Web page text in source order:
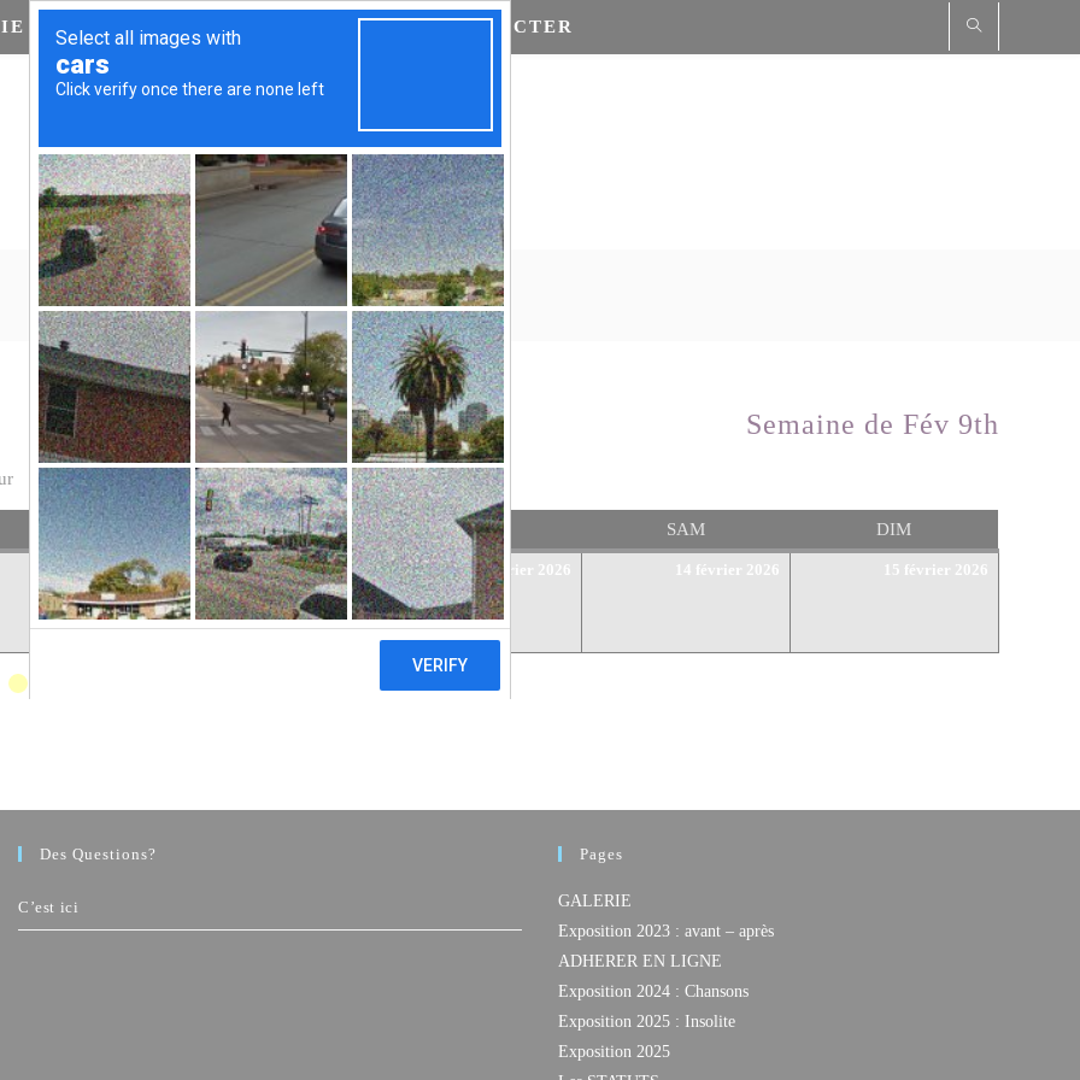
AGENDA MEMBRES NOUS CONTACTER
AGENDA
Accueil > AGENDA
Semaine de Fév 9th
Précédent Aujourd’hui Suivant
MERMERCREDI JEUJEUDI VENVENDREDI SAMSAMEDI DIM
11 février 202611
février
2026
12 février 202612
février
2026
13 février 2026 14 février 2026 15 février 2026
Des Questions?
C’est ici
Pages
GALERIE
Exposition 2023 : avant – après
ADHERER EN LIGNE
Exposition 2024 : Chansons
Exposition 2025 : Insolite
Exposition 2025